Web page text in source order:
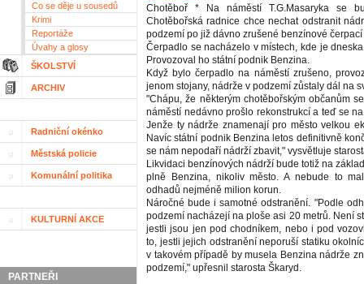
Co se děje u sousedů
Krimi
Reportáže
Úvahy a glosy
ŠKOLSTVÍ
ARCHIV
Radniční okénko
Městská policie
Komunální politika
KULTURNÍ AKCE
PARTNEŘI
Chotěboř * Na náměstí T.G.Masaryka se
Chotěbořská radnice chce nechat odstranit
podzemí po již dávno zrušené benzínové
Čerpadlo se nacházelo v místech, kde je
Provozoval ho státní podnik Benzina.
Když bylo čerpadlo na náměstí zrušeno,
jenom stojany, nádrže v podzemí zůstaly dál na
"Chápu, že některým chotěbořským občanům
náměstí nedávno prošlo rekonstrukcí a teď se
Jenže ty nádrže znamenají pro město velkou
Navíc státní podnik Benzina letos definitivně
se nám nepodaří nádrží zbavit," vysvětluje
Likvidaci benzínových nádrží bude totiž na
plně Benzina, nikoliv město. A nebude to
odhadů nejméně milion korun.
Náročné bude i samotné odstranění. "Podle
podzemí nacházejí na ploše asi 20 metrů. Není
jestli jsou jen pod chodníkem, nebo i pod
to, jestli jejich odstranění neporuší statiku
v takovém případě by musela Benzina nádrže
podzemí," upřesnil starosta Škaryd.